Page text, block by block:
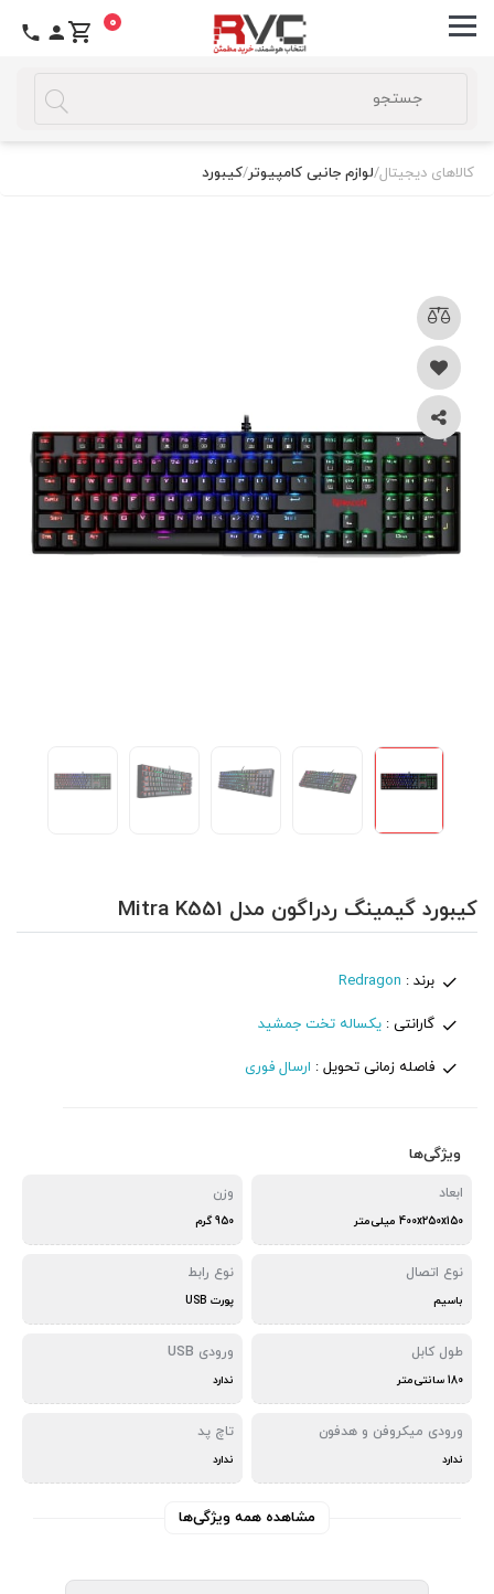
0
کالاهای دیجیتال/لوازم جانبی کامپیوتر/کیبورد
کیبورد گیمینگ ردراگون مدل Mitra K551
برند : Redragon
گارانتی :یکساله تخت جمشید
فاصله زمانی تحویل : ارسال فوری
ویژگی‌ها
ابعاد
400x250x150 میلی‌متر
وزن
950 گرم
نوع اتصال
باسیم
نوع رابط
پورت USB
طول کابل
180 سانتی‌متر
ورودی USB
ندارد
ورودی میکروفن و هدفون
ندارد
تاچ پد
ندارد
مشاهده همه ویژگی‌ها